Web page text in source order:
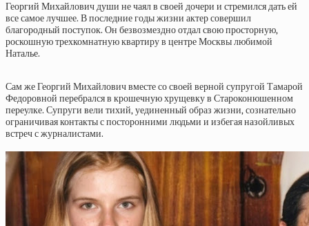
Георгий Михайлович души не чаял в своей дочери и стремился дать ей
все самое лучшее. В последние годы жизни актер совершил
благородный поступок. Он безвозмездно отдал свою просторную,
роскошную трехкомнатную квартиру в центре Москвы любимой
Наталье.
Сам же Георгий Михайлович вместе со своей верной супругой Тамарой
Федоровной перебрался в крошечную хрущевку в Староконюшенном
переулке. Супруги вели тихий, уединенный образ жизни, сознательно
ограничивая контакты с посторонними людьми и избегая назойливых
встреч с журналистами.